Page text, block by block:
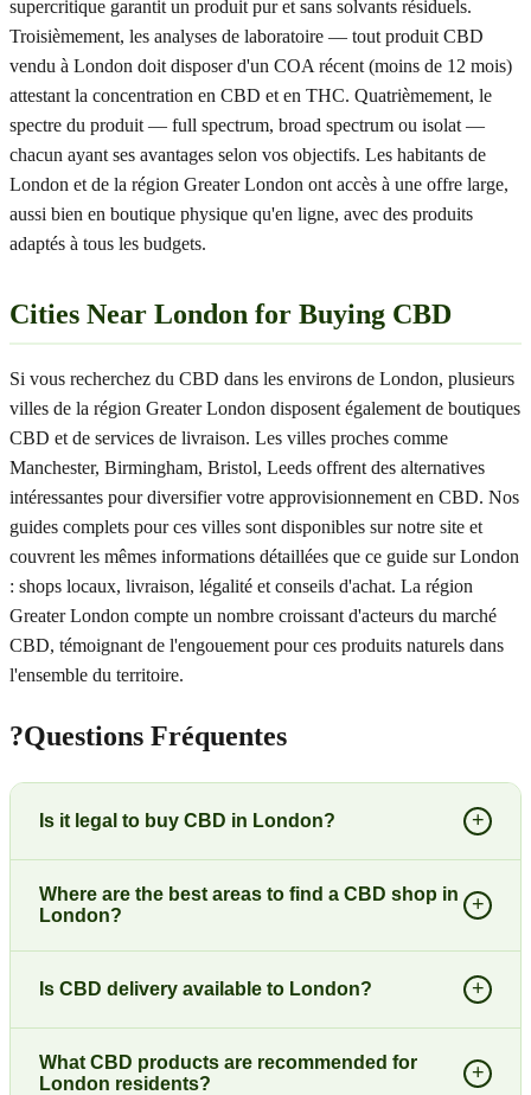
supercritique garantit un produit pur et sans solvants résiduels.
Troisièmement, les analyses de laboratoire — tout produit CBD
vendu à London doit disposer d'un COA récent (moins de 12 mois)
attestant la concentration en CBD et en THC. Quatrièmement, le
spectre du produit — full spectrum, broad spectrum ou isolat —
chacun ayant ses avantages selon vos objectifs. Les habitants de
London et de la région Greater London ont accès à une offre large,
aussi bien en boutique physique qu'en ligne, avec des produits
adaptés à tous les budgets.
Cities Near London for Buying CBD
Si vous recherchez du CBD dans les environs de London, plusieurs
villes de la région Greater London disposent également de boutiques
CBD et de services de livraison. Les villes proches comme
Manchester, Birmingham, Bristol, Leeds offrent des alternatives
intéressantes pour diversifier votre approvisionnement en CBD. Nos
guides complets pour ces villes sont disponibles sur notre site et
couvrent les mêmes informations détaillées que ce guide sur London
: shops locaux, livraison, légalité et conseils d'achat. La région
Greater London compte un nombre croissant d'acteurs du marché
CBD, témoignant de l'engouement pour ces produits naturels dans
l'ensemble du territoire.
?Questions Fréquentes
Is it legal to buy CBD in London? +
Where are the best areas to find a CBD shop in
London?
+
Is CBD delivery available to London? +
What CBD products are recommended for
London residents?
+